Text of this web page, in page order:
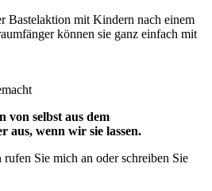
Bastelaktion mit Kindern nach einem
können sie ganz einfach mit
von selbst aus dem
aus, wenn wir sie lassen.
Sie mich an oder schreiben Sie